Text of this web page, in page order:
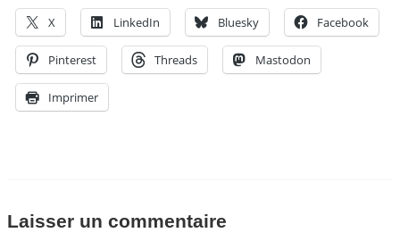
X LinkedIn Bluesky Facebook
Pinterest Threads Mastodon
Imprimer
Laisser un commentaire